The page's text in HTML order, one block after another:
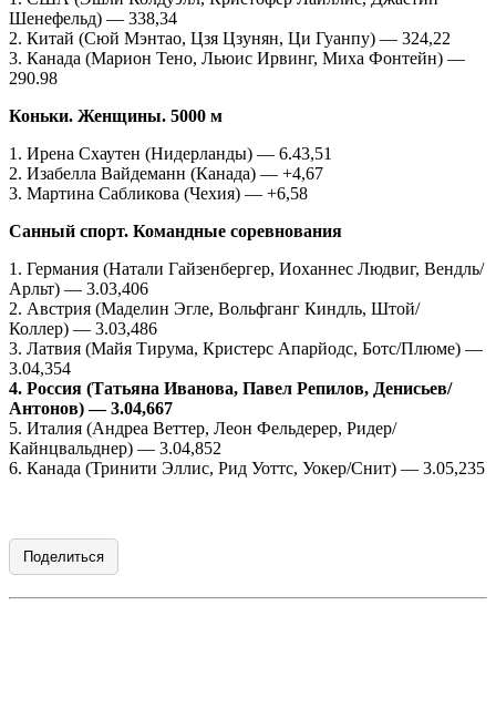
Шенефельд) — 338,34
2. Китай (Сюй Мэнтао, Цзя Цзунян, Ци Гуанпу) — 324,22
3. Канада (Марион Тено, Льюис Ирвинг, Миха Фонтейн) —
290.98
Коньки. Женщины. 5000 м
1. Ирена Схаутен (Нидерланды) — 6.43,51
2. Изабелла Вайдеманн (Канада) — +4,67
3. Мартина Сабликова (Чехия) — +6,58
Санный спорт. Командные соревнования
1. Германия (Натали Гайзенбергер, Иоханнес Людвиг, Вендль/
Арльт) — 3.03,406
2. Австрия (Маделин Эгле, Вольфганг Киндль, Штой/
Коллер) — 3.03,486
3. Латвия (Майя Тирума, Кристерс Апарйодс, Ботс/Плюме) —
3.04,354
4. Россия (Татьяна Иванова, Павел Репилов, Денисьев/
Антонов) — 3.04,667
5. Италия (Андреа Веттер, Леон Фельдерер, Ридер/
Кайнцвальднер) — 3.04,852
6. Канада (Тринити Эллис, Рид Уоттс, Уокер/Снит) — 3.05,235
Поделиться